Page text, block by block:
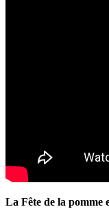
La Fête de la pomme